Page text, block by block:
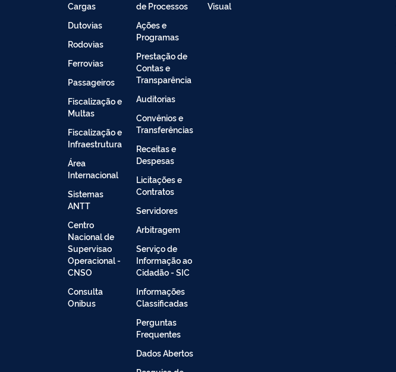
Cargas
Dutovias
Rodovias
Ferrovias
Passageiros
Fiscalização e
Multas
Fiscalização e
Infraestrutura
Área
Internacional
Sistemas
ANTT
Centro
Nacional de
Supervisao
Operacional -
CNSO
Consulta
Onibus
de Processos
Ações e
Programas
Prestação de
Contas e
Transparência
Auditorias
Convênios e
Transferências
Receitas e
Despesas
Licitações e
Contratos
Servidores
Arbitragem
Serviço de
Informação ao
Cidadão - SIC
Informações
Classificadas
Perguntas
Frequentes
Dados Abertos
Visual